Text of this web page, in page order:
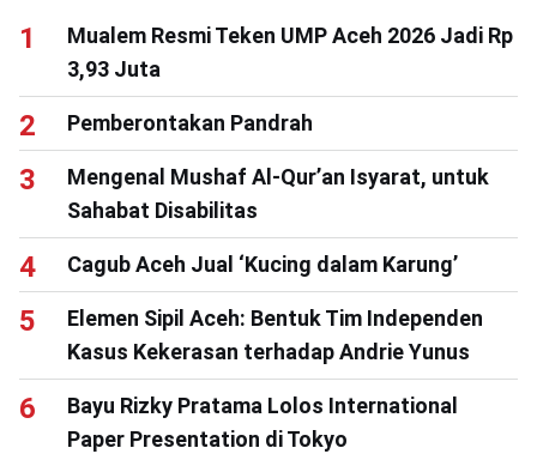
Mualem Resmi Teken UMP Aceh 2026 Jadi Rp
3,93 Juta
Pemberontakan Pandrah
Mengenal Mushaf Al-Qur’an Isyarat, untuk
Sahabat Disabilitas
Cagub Aceh Jual ‘Kucing dalam Karung’
Elemen Sipil Aceh: Bentuk Tim Independen
Kasus Kekerasan terhadap Andrie Yunus
Bayu Rizky Pratama Lolos International
Paper Presentation di Tokyo